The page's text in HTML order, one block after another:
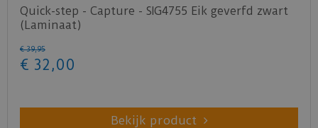
Quick-step - Capture - SIG4755 Eik geverfd zwart
(Laminaat)
€ 39,95
€ 32 ,00
Bekijk product